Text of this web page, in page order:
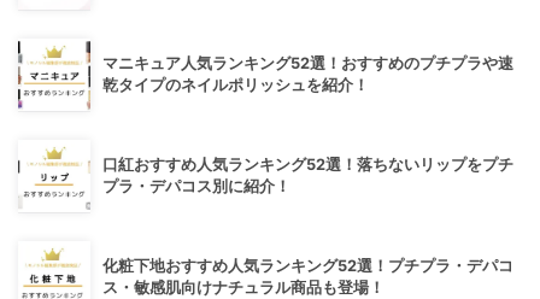
マニキュア人気ランキング52選！おすすめのプチプラや速
乾タイプのネイルポリッシュを紹介！
口紅おすすめ人気ランキング52選！落ちないリップをプチ
プラ・デパコス別に紹介！
化粧下地おすすめ人気ランキング52選！プチプラ・デパコ
ス・敏感肌向けナチュラル商品も登場！